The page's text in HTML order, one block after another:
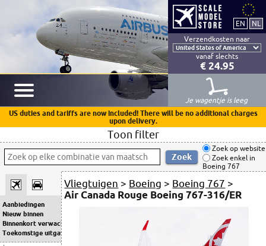
Verzendkosten naar
vanaf slechts
€ 24.95
Je wagentje is leeg
US duties and tariffs are now included! There will be no additional charges
upon delivery.
Toon filter
Zoek op website
Zoek enkel in
Boeing 767
Aanbiedingen
Nieuw binnen
Binnenkort verwacht
Toekomstige uitgaven
Vliegtuigen > Boeing > Boeing 767 >
Air Canada Rouge Boeing 767-316/ER